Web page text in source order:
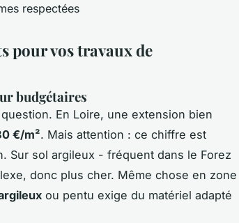
respectées
pour vos travaux de
budgétaires
En Loire, une extension bien
€/m². Mais attention : ce chiffre est
Sur sol argileux - fréquent dans le Forez
donc plus cher. Même chose en zone
ou pentu exige du matériel adapté